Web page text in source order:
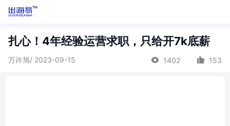
扎心！4年经验运营求职，只给开7k底薪
万许旭/ 2023-09-15 1402 153